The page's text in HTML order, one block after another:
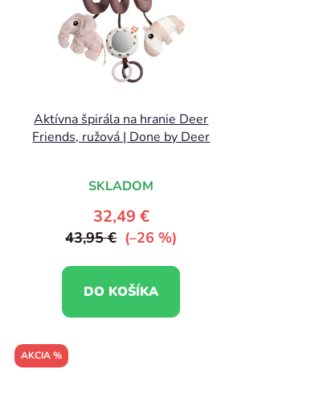
u
k
Aktívna špirála na hranie Deer
Friends, ružová | Done by Deer
SKLADOM
32,49 €
43,95 € (–26 %)
DO KOŠÍKA
AKCIA %